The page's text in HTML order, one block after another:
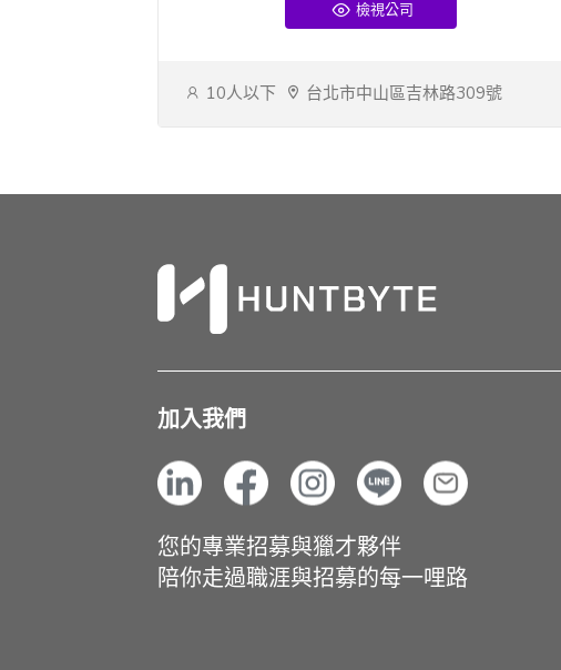
檢視公司
10人以下 台北市中山區吉林路309號
加入我們
您的專業招募與獵才夥伴
陪你走過職涯與招募的每一哩路